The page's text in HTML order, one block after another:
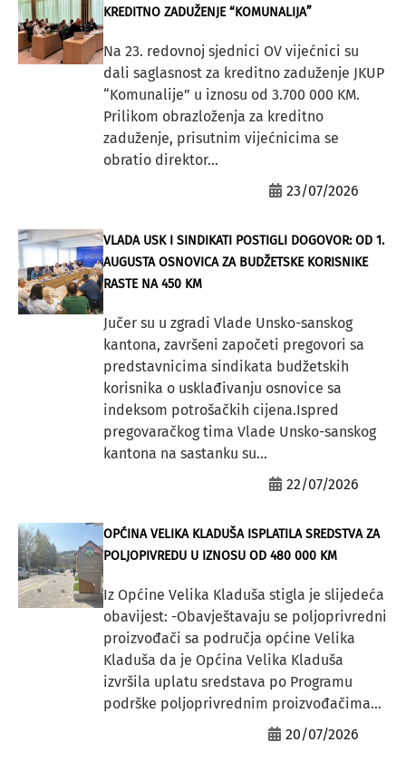
KREDITNO ZADUŽENJE “KOMUNALIJA”
Na 23. redovnoj sjednici OV vijećnici su
dali saglasnost za kreditno zaduženje JKUP
“Komunalije” u iznosu od 3.700 000 KM.
Prilikom obrazloženja za kreditno
zaduženje, prisutnim vijećnicima se
obratio direktor...
23/07/2026
VLADA USK I SINDIKATI POSTIGLI DOGOVOR: OD 1.
AUGUSTA OSNOVICA ZA BUDŽETSKE KORISNIKE
RASTE NA 450 KM
Jučer su u zgradi Vlade Unsko-sanskog
kantona, završeni započeti pregovori sa
predstavnicima sindikata budžetskih
korisnika o usklađivanju osnovice sa
indeksom potrošačkih cijena.Ispred
pregovaračkog tima Vlade Unsko-sanskog
kantona na sastanku su...
22/07/2026
OPĆINA VELIKA KLADUŠA ISPLATILA SREDSTVA ZA
POLJOPIVREDU U IZNOSU OD 480 000 KM
Iz Općine Velika Kladuša stigla je slijedeća
obavijest: -Obavještavaju se poljoprivredni
proizvođači sa područja općine Velika
Kladuša da je Općina Velika Kladuša
izvršila uplatu sredstava po Programu
podrške poljoprivrednim proizvođačima...
20/07/2026